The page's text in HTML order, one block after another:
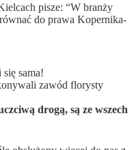
pisze: “W branży
do prawa Kopernika-
sama!
zawód florysty
drogą, są ze wszech